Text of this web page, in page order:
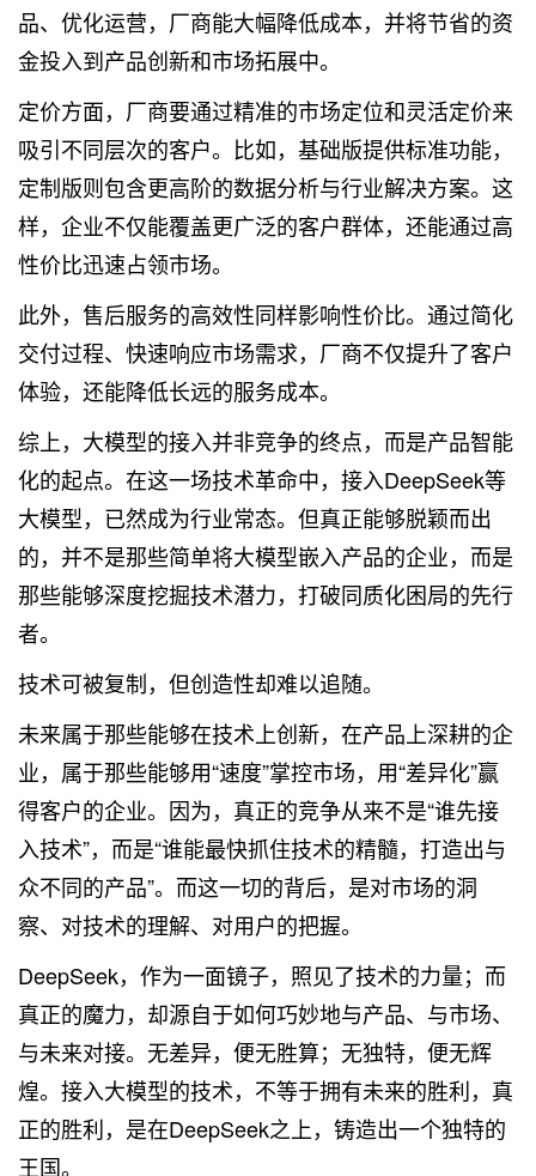
品、优化运营，厂商能大幅降低成本，并将节省的资
金投入到产品创新和市场拓展中。
定价方面，厂商要通过精准的市场定位和灵活定价来
吸引不同层次的客户。比如，基础版提供标准功能，
定制版则包含更高阶的数据分析与行业解决方案。这
样，企业不仅能覆盖更广泛的客户群体，还能通过高
性价比迅速占领市场。
此外，售后服务的高效性同样影响性价比。通过简化
交付过程、快速响应市场需求，厂商不仅提升了客户
体验，还能降低长远的服务成本。
综上，大模型的接入并非竞争的终点，而是产品智能
化的起点。在这一场技术革命中，接入DeepSeek等
大模型，已然成为行业常态。但真正能够脱颖而出
的，并不是那些简单将大模型嵌入产品的企业，而是
那些能够深度挖掘技术潜力，打破同质化困局的先行
者。
技术可被复制，但创造性却难以追随。
未来属于那些能够在技术上创新，在产品上深耕的企
业，属于那些能够用“速度”掌控市场，用“差异化”赢
得客户的企业。因为，真正的竞争从来不是“谁先接
入技术”，而是“谁能最快抓住技术的精髓，打造出与
众不同的产品”。而这一切的背后，是对市场的洞
察、对技术的理解、对用户的把握。
DeepSeek，作为一面镜子，照见了技术的力量；而
真正的魔力，却源自于如何巧妙地与产品、与市场、
与未来对接。无差异，便无胜算；无独特，便无辉
煌。接入大模型的技术，不等于拥有未来的胜利，真
正的胜利，是在DeepSeek之上，铸造出一个独特的
王国。